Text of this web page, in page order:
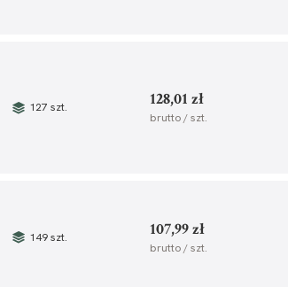
127 szt. 128,01 zł
brutto / szt.
149 szt. 107,99 zł
brutto / szt.